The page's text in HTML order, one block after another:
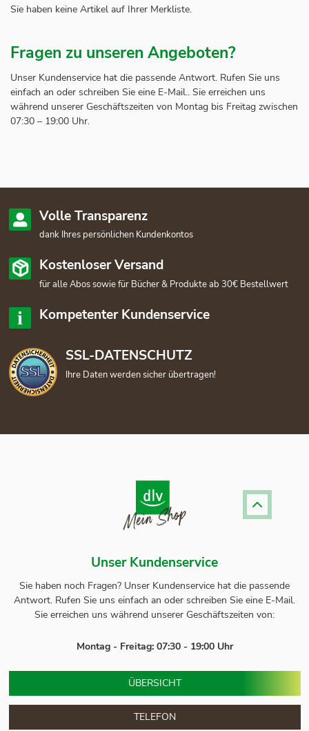
Sie haben keine Artikel auf Ihrer Merkliste.
Fragen zu unseren Angeboten?
Unser Kundenservice hat die passende Antwort. Rufen Sie uns
einfach an oder schreiben Sie eine E-Mail.. Sie erreichen uns
während unserer Geschäftszeiten von Montag bis Freitag zwischen
07:30 – 19:00 Uhr.
Volle Transparenz
dank Ihres persönlichen Kundenkontos
Kostenloser Versand
für alle Abos sowie für Bücher & Produkte ab 30€ Bestellwert
Kompetenter Kundenservice
SSL-DATENSCHUTZ
Ihre Daten werden sicher übertragen!
Unser Kundenservice
Sie haben noch Fragen? Unser Kundenservice hat die passende
Antwort. Rufen Sie uns einfach an oder schreiben Sie eine E-Mail.
Sie erreichen uns während unserer Geschäftszeiten von:
Montag - Freitag: 07:30 - 19:00 Uhr
ÜBERSICHT
TELEFON